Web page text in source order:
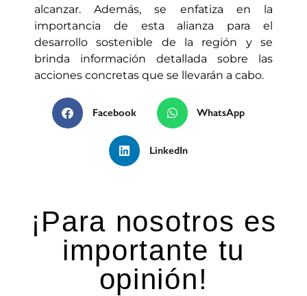
alcanzar. Además, se enfatiza en la
importancia de esta alianza para el
desarrollo sostenible de la región y se
brinda información detallada sobre las
acciones concretas que se llevarán a cabo.
Facebook WhatsApp
LinkedIn
¡Para nosotros es
importante tu
opinión!